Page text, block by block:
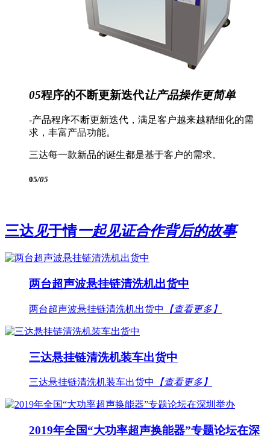
05程序的不断更新迭代让产品操作更简单
-产品程序不断更新迭代，满足客户越来越精细化的需
求，丰富产品功能。
三达每一款新品的诞生都是基于客户的需求。
05/05
三达见于情一起见证合作背后的故事
两台超声波悬挂链清洗机出货中
两台超声波悬挂链清洗机出货中 【查看更多】
三达悬挂链清洗机装车出货中
三达悬挂链清洗机装车出货中 【查看更多】
2019年全国“大功率超声换能器”专题论坛在深